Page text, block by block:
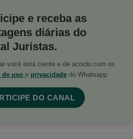
e receba as
diárias do
Juristas.
você está ciente e de acordo com os
de uso e privacidade do Whatsapp.
DO CANAL